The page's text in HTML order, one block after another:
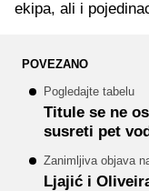
ekipa, ali i
POVEZANO
Pogledajte tabelu
Titule se ne
susreti pet
Zanimljiva objava
Ljajić i